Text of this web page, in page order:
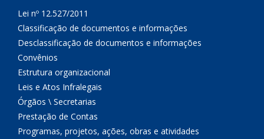
Lei nº 12.527/2011
Classificação de documentos e informações
Desclassificação de documentos e informações
Convênios
Estrutura organizacional
Leis e Atos Infralegais
Órgãos \ Secretarias
Prestação de Contas
Programas, projetos, ações, obras e atividades